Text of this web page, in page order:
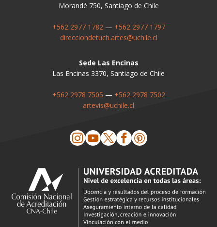
Morandé 750, Santiago de Chile
+562 2977 1782— +562 2977 1797
direcciondetuch.artes@uchile.cl
Sede Las Encinas
Las Encinas 3370, Santiago de Chile
+562 2978 7505 — +562 2978 7502
artevis@uchile.cl